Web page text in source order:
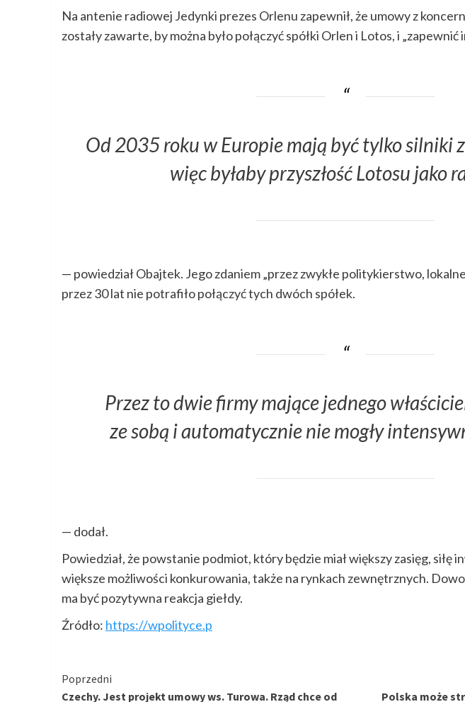
Na antenie radiowej Jedynki prezes Orlenu zapewnił, że umowy z
zostały zawarte, by można było połączyć spółki Orlen i Lotos, i „zapewnić
Od 2035 roku w Europie mają być tylko silniki
więc byłaby przyszłość Lotosu jako
— powiedział Obajtek. Jego zdaniem „przez zwykłe politykierstwo,
przez 30 lat nie potrafiło połączyć tych dwóch spółek.
Przez to dwie firmy mające jednego
ze sobą i automatycznie nie mogły
— dodał.
Powiedział, że powstanie podmiot, który będzie miał większy zasięg, siłę
większe możliwości konkurowania, także na rynkach zewnętrznych.
ma być pozytywna reakcja giełdy.
Źródło: https://wpolityce.p
Kontynuuj
Poprzedni
Czechy. Jest projekt umowy ws. Turowa. Rząd chce od
Polska może